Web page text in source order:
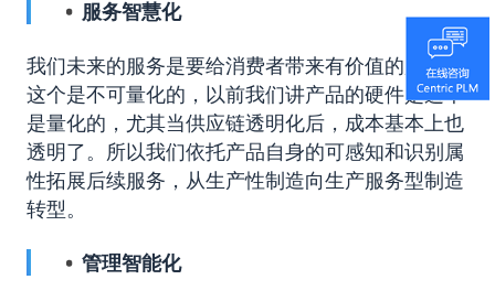
服务智慧化
我们未来的服务是要给消费者带来有价值的服务，
这个是不可量化的，以前我们讲产品的硬件是这个
是量化的，尤其当供应链透明化后，成本基本上也
透明了。所以我们依托产品自身的可感知和识别属
性拓展后续服务，从生产性制造向生产服务型制造
转型。
管理智能化